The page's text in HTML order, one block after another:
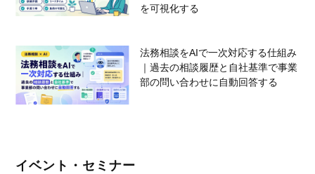
を可視化する
法務相談をAIで一次対応する仕組み
｜過去の相談履歴と自社基準で事業
部の問い合わせに自動回答する
イベント・セミナー